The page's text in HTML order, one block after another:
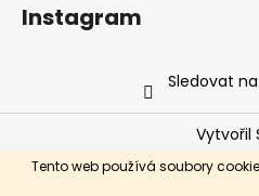
Tento web používá soubory
Instagram
Sledovat
Vytvořil
Copyright 2026Barf Brno